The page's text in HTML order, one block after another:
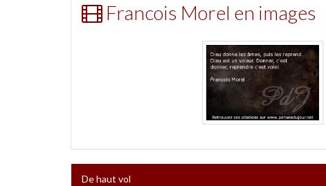
Francois Morel en images
De haut vol